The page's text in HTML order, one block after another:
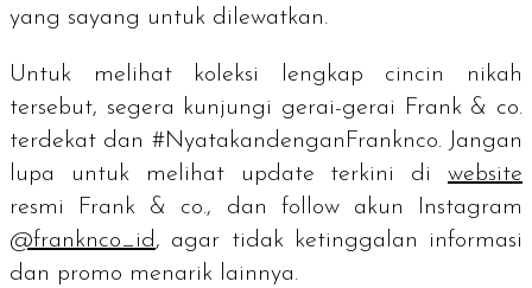
yang sayang untuk dilewatkan.
Untuk melihat koleksi lengkap cincin nikah
tersebut, segera kunjungi gerai-gerai Frank & co.
terdekat dan #NyatakandenganFranknco. Jangan
lupa untuk melihat update terkini di website
resmi Frank & co., dan follow akun Instagram
@franknco_id, agar tidak ketinggalan informasi
dan promo menarik lainnya.